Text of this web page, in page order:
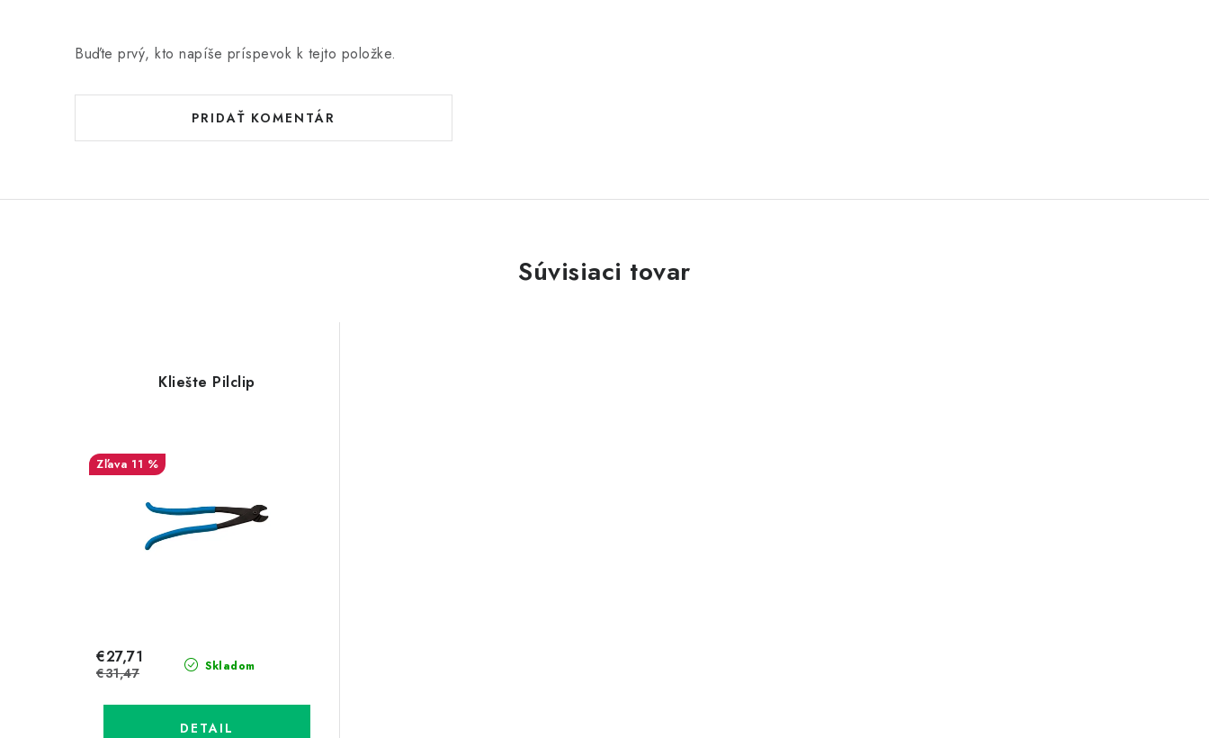
Buďte prvý, kto napíše príspevok k tejto položke.
PRIDAŤ KOMENTÁR
Súvisiaci tovar
Kliešte Pilclip
11 %
Skladom
€27,71
€31,47
DETAIL